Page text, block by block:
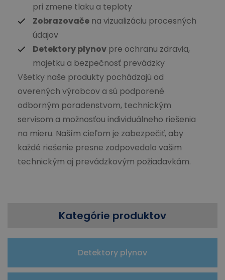
Kategórie produktov
Detektory plynov
pri zmene tlaku a teploty
Zobrazovače na vizualizáciu procesných
údajov
Detektory plynov pre ochranu zdravia,
majetku a bezpečnosť prevádzky
Všetky naše produkty pochádzajú od
overených výrobcov a sú podporené
odborným poradenstvom, technickým
servisom a možnosťou individuálneho riešenia
na mieru. Naším cieľom je zabezpečiť, aby
každé riešenie presne zodpovedalo vašim
technickým aj prevádzkovým požiadavkám.